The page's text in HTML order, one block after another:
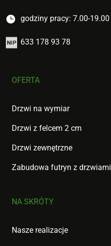
godziny pracy: 7.00-19.00
633 178 93 78
OFERTA
Drzwi na wymiar
Drzwi z felcem 2 cm
Drzwi zewnętrzne
Zabudowa futryn z drzwiami
NA SKRÓTY
Nasze realizacje